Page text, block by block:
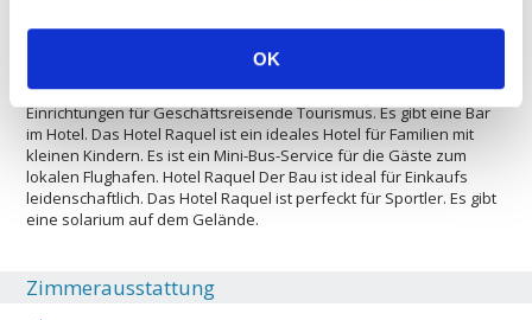
OK
Hotel eignet sich für den Aufenthalt von großen und kleinen
Gruppen. Das Hotel ist geeignet für Haustiere. Die Unterkunft ist
mit Klimaanlage. Die Gäste haben Zugang zu einem Overhead-
Projektor zur besseren Unterstützung Sitzungen usw. Das ist ein
Projektor für den Einsatz in Sitzungen. Das Hotel bietet auch
Einrichtungen für Geschäftsreisende Tourismus. Es gibt eine Bar
im Hotel. Das Hotel Raquel ist ein ideales Hotel für Familien mit
kleinen Kindern. Es ist ein Mini-Bus-Service für die Gäste zum
lokalen Flughafen. Hotel Raquel Der Bau ist ideal für Einkaufs
leidenschaftlich. Das Hotel Raquel ist perfeckt für Sportler. Es gibt
eine solarium auf dem Gelände.
Zimmerausstattung